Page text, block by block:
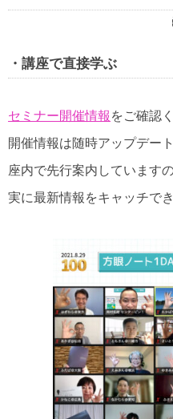
・講座で直接学ぶ
セミナー開催情報 をご確認
開催情報は随時アップデー
座内で先行案内しています
実に最新情報をキャッチでき